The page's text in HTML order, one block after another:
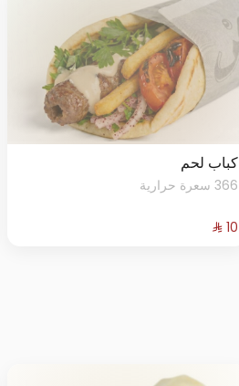
كباب لحم
366 سعرة حرارية